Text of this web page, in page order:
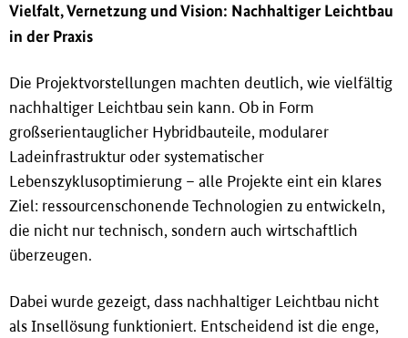
Vielfalt, Vernetzung und Vision: Nachhaltiger Leichtbau
in der Praxis
Die Projektvorstellungen machten deutlich, wie vielfältig
nachhaltiger Leichtbau sein kann. Ob in Form
großserientauglicher Hybridbauteile, modularer
Ladeinfrastruktur oder systematischer
Lebenszyklusoptimierung – alle Projekte eint ein klares
Ziel: ressourcenschonende Technologien zu entwickeln,
die nicht nur technisch, sondern auch wirtschaftlich
überzeugen.
Dabei wurde gezeigt, dass nachhaltiger Leichtbau nicht
als Insellösung funktioniert. Entscheidend ist die enge,